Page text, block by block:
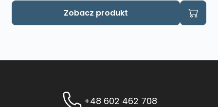
Zobacz produkt
+48 602 462 708